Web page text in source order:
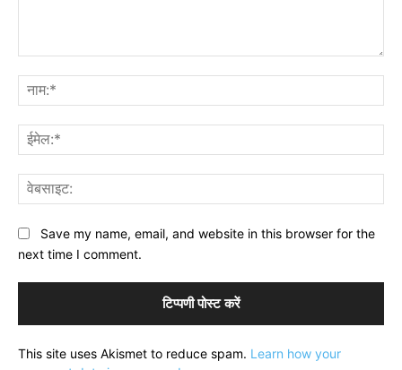
Save my name, email, and website in this browser for the
next time I comment.
This site uses Akismet to reduce spam. Learn how your